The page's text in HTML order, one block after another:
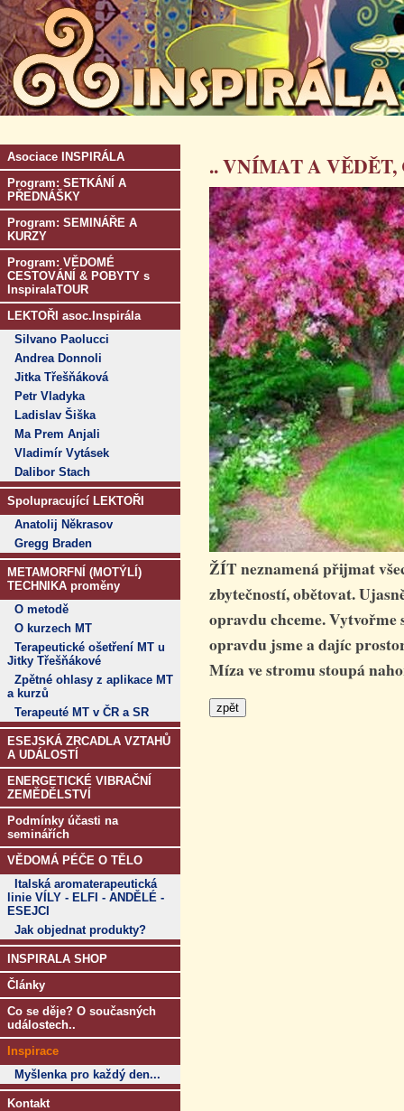
Asociace INSPIRÁLA
Program: SETKÁNÍ A
PŘEDNÁŠKY
Program: SEMINÁŘE A
KURZY
Program: VĚDOMÉ
CESTOVÁNÍ & POBYTY s
InspiralaTOUR
LEKTOŘI asoc.Inspirála
Silvano Paolucci
Andrea Donnoli
Jitka Třešňáková
Petr Vladyka
Ladislav Šiška
Ma Prem Anjali
Vladimír Vytásek
Dalibor Stach
Spolupracující LEKTOŘI
Anatolij Někrasov
Gregg Braden
METAMORFNÍ (MOTÝLÍ)
TECHNIKA proměny
O metodě
O kurzech MT
Terapeutické ošetření MT u
Jitky Třešňákové
Zpětné ohlasy z aplikace MT
a kurzů
Terapeuté MT v ČR a SR
ESEJSKÁ ZRCADLA VZTAHŮ
A UDÁLOSTÍ
ENERGETICKÉ VIBRAČNÍ
ZEMĚDĚLSTVÍ
Podmínky účasti na
seminářích
VĚDOMÁ PÉČE O TĚLO
Italská aromaterapeutická
linie VÍLY - ELFI - ANDĚLÉ -
ESEJCI
Jak objednat produkty?
INSPIRALA SHOP
Články
Co se děje? O současných
událostech..
Inspirace
Myšlenka pro každý den...
Kontakt
.. VNÍMAT A
ŽÍT neznamená přijmat
zbytečností, obětovat.
opravdu chceme.
opravdu jsme a dajíc
Míza ve stromu stoupá